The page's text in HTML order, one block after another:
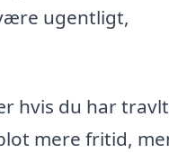
ugentligt,
hvis du har
mere fritid,